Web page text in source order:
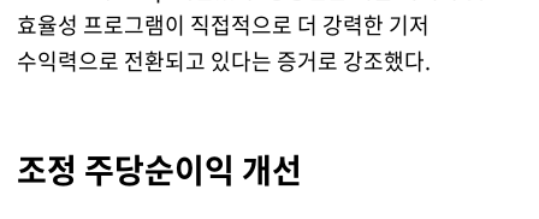
효율성 프로그램이 직접적으로 더 강력한 기저
수익력으로 전환되고 있다는 증거로 강조했다.
조정 주당순이익 개선